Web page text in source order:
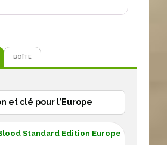
BOÎTE
et clé pour l’Europe
Standard Edition Europe